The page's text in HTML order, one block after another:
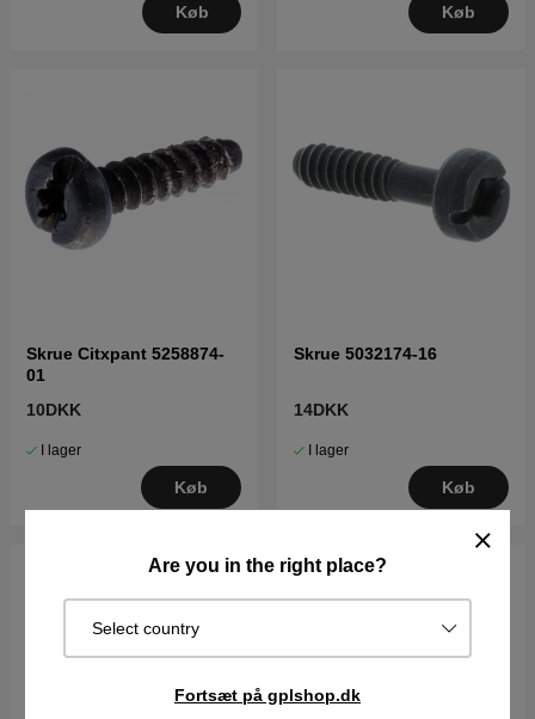
Are you in the right place?
Select country
Fortsæt på gplshop.dk
Køb Køb
Skrue Citxpant 5258874-
01
10DKK
I lager
Køb
Skrue 5032174-16
14DKK
I lager
Køb